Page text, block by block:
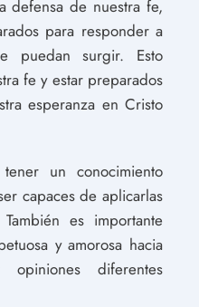
defensa de nuestra fe,
para responder a
puedan surgir. Esto
fe y estar preparados
esperanza en Cristo
un conocimiento
capaces de aplicarlas
es importante
y amorosa hacia
diferentes